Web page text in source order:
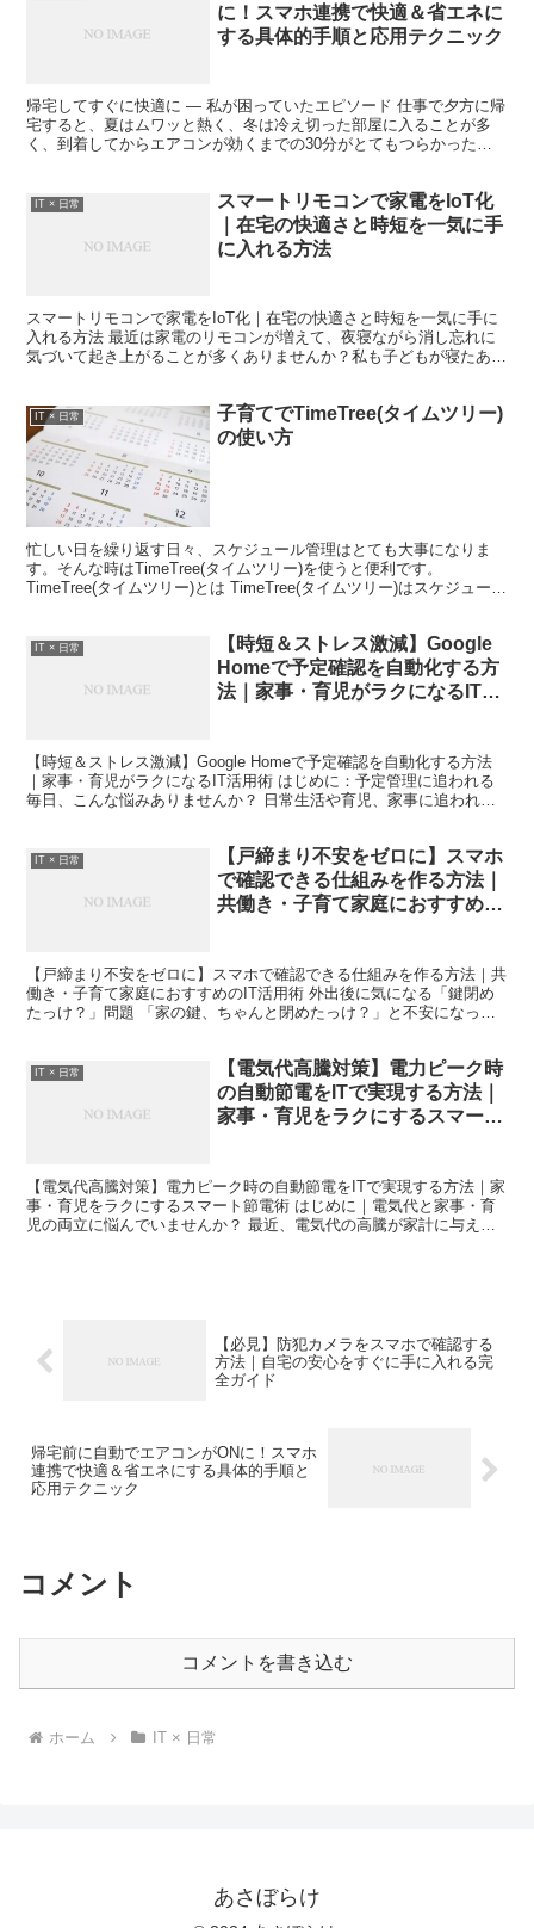
に！スマホ連携で快適＆省エネに
する具体的手順と応用テクニック
帰宅してすぐに快適に — 私が困っていたエピソード 仕事で夕方に帰
宅すると、夏はムワッと熱く、冬は冷え切った部屋に入ることが多
く、到着してからエアコンが効くまでの30分がとてもつらかった経
IT × 日常
スマートリモコンで家電をIoT化
｜在宅の快適さと時短を一気に手
に入れる方法
スマートリモコンで家電をIoT化｜在宅の快適さと時短を一気に手に
入れる方法 最近は家電のリモコンが増えて、夜寝ながら消し忘れに
気づいて起き上がることが多くありませんか？私も子どもが寝たあと
IT × 日常
子育てでTimeTree(タイムツリー)
の使い方
忙しい日を繰り返す日々、スケジュール管理はとても大事になりま
す。そんな時はTimeTree(タイムツリー)を使うと便利です。
TimeTree(タイムツリー)とは TimeTree(タイムツリー)はスケジュール
IT × 日常
【時短＆ストレス激減】Google
Homeで予定確認を自動化する方
法｜家事・育児がラクになるIT活
【時短＆ストレス激減】Google Homeで予定確認を自動化する方法
｜家事・育児がラクになるIT活用術 はじめに：予定管理に追われる
毎日、こんな悩みありませんか？ 日常生活や育児、家事に追われて
IT × 日常
【戸締まり不安をゼロに】スマホ
で確認できる仕組みを作る方法｜
共働き・子育て家庭におすすめの
【戸締まり不安をゼロに】スマホで確認できる仕組みを作る方法｜共
働き・子育て家庭におすすめのIT活用術 外出後に気になる「鍵閉め
たっけ？」問題 「家の鍵、ちゃんと閉めたっけ？」と不安になった
IT × 日常
【電気代高騰対策】電力ピーク時
の自動節電をITで実現する方法｜
家事・育児をラクにするスマート
【電気代高騰対策】電力ピーク時の自動節電をITで実現する方法｜家
事・育児をラクにするスマート節電術 はじめに｜電気代と家事・育
児の両立に悩んでいませんか？ 最近、電気代の高騰が家計に与える
【必見】防犯カメラをスマホで確認する
方法｜自宅の安心をすぐに手に入れる完
全ガイド
帰宅前に自動でエアコンがONに！スマホ
連携で快適＆省エネにする具体的手順と
応用テクニック
コメント
コメントを書き込む
ホーム IT × 日常
あさぼらけ